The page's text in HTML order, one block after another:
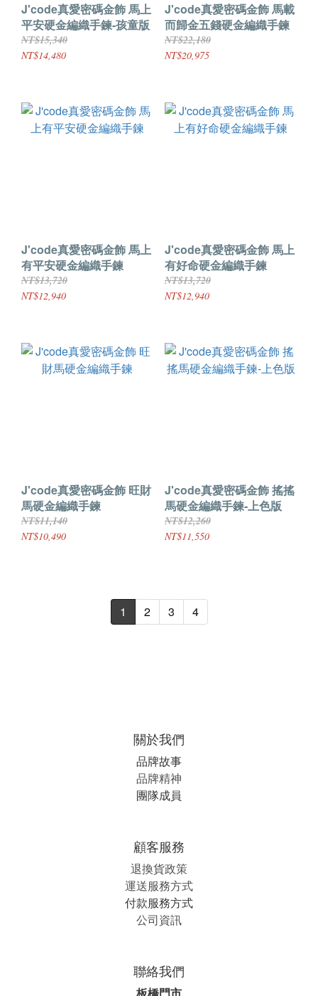
J'code真愛密碼金飾 馬上
平安硬金編織手鍊-孩童版
NT$15,340
NT$14,480
J'code真愛密碼金飾 馬載
而歸金五錢硬金編織手鍊
NT$22,180
NT$20,975
J'code真愛密碼金飾 馬上
有平安硬金編織手鍊
NT$13,720
NT$12,940
J'code真愛密碼金飾 馬上
有好命硬金編織手鍊
NT$13,720
NT$12,940
J'code真愛密碼金飾 旺財
馬硬金編織手鍊
NT$11,140
NT$10,490
J'code真愛密碼金飾 搖搖
馬硬金編織手鍊-上色版
NT$12,260
NT$11,550
1 2 3 4
關於我們
品牌故事
品牌精神
團隊成員
顧客服務
退換貨政策
運送服務方式
付款服務方式
公司資訊
聯絡我們